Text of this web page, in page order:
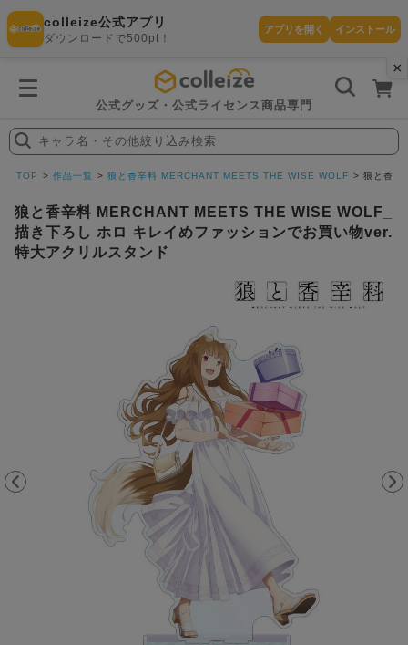
×
colleize公式アプリ
ダウンロードで500pt！
アプリを開く インストール
公式グッズ・公式ライセンス商品専門
探
す
おすすめ
キャラ名・その他絞り込み検索
TOP 作品一覧 狼と香辛料 MERCHANT MEETS THE WISE WOLF 狼と香辛
狼と香辛料 MERCHANT MEETS THE WISE WOLF_
描き下ろし ホロ キレイめファッションでお買い物ver.
特大アクリルスタンド